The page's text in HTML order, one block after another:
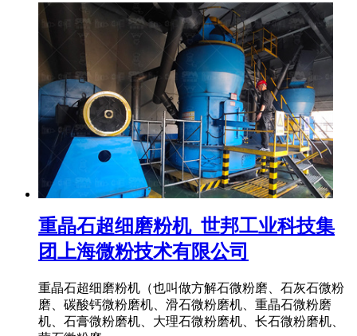
重晶石超细磨粉机_世邦工业科技集
团上海微粉技术有限公司
重晶石超细磨粉机（也叫做方解石微粉磨、石灰石微粉
磨、碳酸钙微粉磨机、滑石微粉磨机、重晶石微粉磨
机、石膏微粉磨机、大理石微粉磨机、长石微粉磨机、